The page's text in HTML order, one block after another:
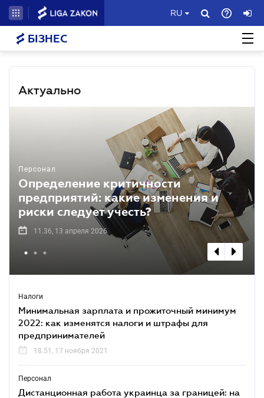
RU
БІЗНЕС
Актуально
Персонал
Определение критичности
предприятий: какие изменения и
риски следует учесть?
11.36, 13 апреля 2026
Налоги
Минимальная зарплата и прожиточный минимум
2022: как изменятся налоги и штрафы для
предпринимателей
18.51, 17 ноября 2021
Персонал
Дистанционная работа украинца за границей: на